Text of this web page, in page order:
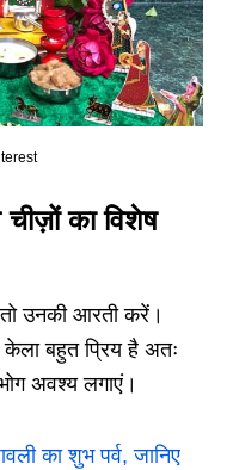
का विशेष
उनकी आरती करें।
बहुत प्रिय है अतः
अवश्य लगाएं।
का शुभ पर्व, जानिए